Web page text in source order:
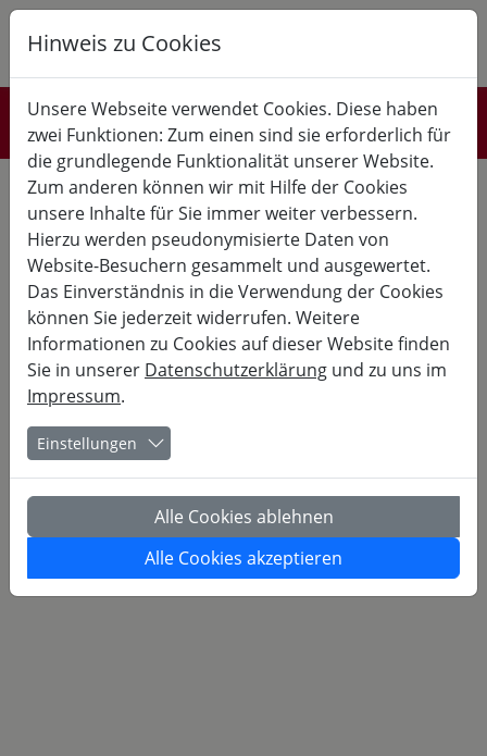
K B
Referent*innen
Meine vergangenen Kurse:
26.07.- 07.08.
Kurs-Nr. 26-30061
21. Hessische Schülerakademie
für die Oberstufe
ab der Einführungsphase
Hinweis zu Cookies
Unsere Webseite verwendet Cookies. Diese haben
zwei Funktionen: Zum einen sind sie erforderlich für
die grundlegende Funktionalität unserer Website.
Zum anderen können wir mit Hilfe der Cookies
unsere Inhalte für Sie immer weiter verbessern.
Hierzu werden pseudonymisierte Daten von
Website-Besuchern gesammelt und ausgewertet.
Das Einverständnis in die Verwendung der Cookies
können Sie jederzeit widerrufen. Weitere
Informationen zu Cookies auf dieser Website finden
Sie in unserer Datenschutzerklärung und zu uns im
Impressum.
Einstellungen
Alle Cookies ablehnen
Alle Cookies akzeptieren